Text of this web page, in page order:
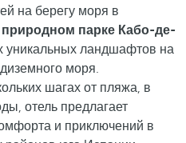
на берегу моря в
природном парке Кабо-де-
уникальных ландшафтов на
моря.
шагах от пляжа, в
отель предлагает
и приключений в